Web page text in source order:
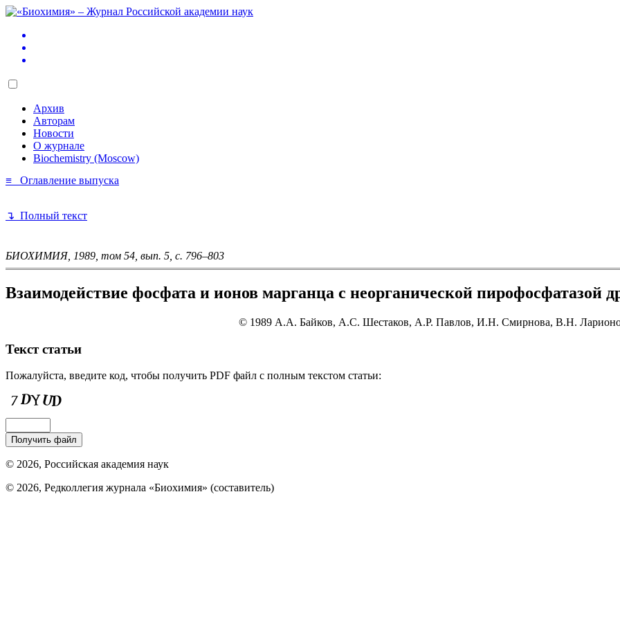
Архив
Авторам
Новости
О журнале
Biochemistry (Moscow)
≡ Оглавление выпуска
↴ Полный текст
БИОХИМИЯ, 1989, том 54, вып. 5, с. 796–803
Взаимодействие фосфата и ионов марганца с неорганической пирофосфатазой
© 1989 А.А. Байков, А.С. Шестаков, А.Р. Павлов, И.Н. Смирнова, В.Н.
Текст статьи
Пожалуйста, введите код, чтобы получить PDF файл с полным текстом статьи:
© 2026, Российская академия наук
© 2026, Редколлегия журнала «Биохимия» (составитель)